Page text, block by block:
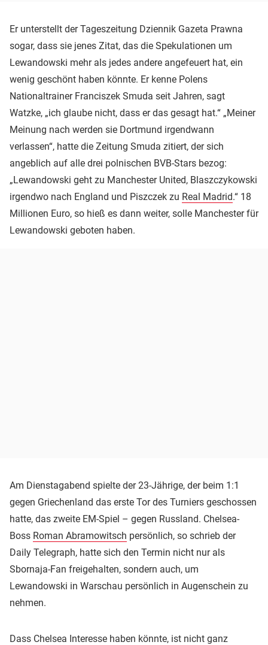
Er unterstellt der Tageszeitung Dziennik Gazeta Prawna
sogar, dass sie jenes Zitat, das die Spekulationen um
Lewandowski mehr als jedes andere angefeuert hat, ein
wenig geschönt haben könnte. Er kenne Polens
Nationaltrainer Franciszek Smuda seit Jahren, sagt
Watzke, „ich glaube nicht, dass er das gesagt hat.“ „Meiner
Meinung nach werden sie Dortmund irgendwann
verlassen“, hatte die Zeitung Smuda zitiert, der sich
angeblich auf alle drei polnischen BVB-Stars bezog:
„Lewandowski geht zu Manchester United, Blaszczykowski
irgendwo nach England und Piszczek zu Real Madrid.“ 18
Millionen Euro, so hieß es dann weiter, solle Manchester für
Lewandowski geboten haben.
Am Dienstagabend spielte der 23-Jährige, der beim 1:1
gegen Griechenland das erste Tor des Turniers geschossen
hatte, das zweite EM-Spiel – gegen Russland. Chelsea-
Boss Roman Abramowitsch persönlich, so schrieb der
Daily Telegraph, hatte sich den Termin nicht nur als
Sbornaja-Fan freigehalten, sondern auch, um
Lewandowski in Warschau persönlich in Augenschein zu
nehmen.
Dass Chelsea Interesse haben könnte, ist nicht ganz